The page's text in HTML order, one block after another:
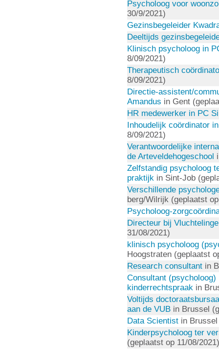
Psycholoog voor
30/9/2021)
Gezinsbegeleider
Deeltijds
Klinisch psycholoog in
8/09/2021)
Therapeutisch
8/09/2021)
Directie-assistent/
Amandus in Gent
HR medewerker in PC
Inhoudelijk coördinator
8/09/2021)
Verantwoordelijke
de Arteveldehogeschool
Zelfstandig psycholoog
praktijk in Sint-Job
Verschillende
berg/Wilrijk (geplaatst
Psycholoog-
Directeur bij
31/08/2021)
klinisch psycholoog
Hoogstraten (geplaatst
Research consultant in
Consultant
kinderrechtspraak in
Voltijds
aan de VUB in Brussel
Data Scientist in
Kinderpsycholoog ter
(geplaatst op 11/08/2021)